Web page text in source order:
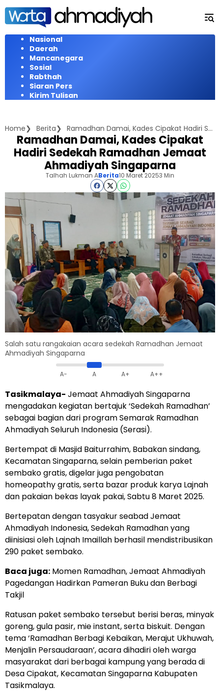
Langsung
konten
Nasional
Daerah
Mancanegara
Sosial
Rabthah
Siaran Pers
Kirim Tulisan
Home Berita Ramadhan Damai, Kades Cipakat Hadiri Sedekah Ramadhan Jemaat Ahmadiyah Singaparna
Ramadhan Damai, Kades Cipakat
Hadiri Sedekah Ramadhan Jemaat
Ahmadiyah Singaparna
Talhah Lukman ABerita10 Maret 20253 Min
Salah satu rangakaian acara sedekah Ramadhan Jemaat
Ahmadiyah Singaparna
A- A A+ A++
Tasikmalaya- Jemaat Ahmadiyah Singaparna
mengadakan kegiatan bertajuk ‘Sedekah Ramadhan’
sebagai bagian dari program Semarak Ramadhan
Ahmadiyah Seluruh Indonesia (Serasi).
Bertempat di Masjid Baiturrahim, Babakan sindang,
Kecamatan Singaparna, selain pemberian paket
sembako gratis, digelar juga pengobatan
homeopathy gratis, serta bazar produk karya Lajnah
dan pakaian bekas layak pakai, Sabtu 8 Maret 2025.
Bertepatan dengan tasyakur seabad Jemaat
Ahmadiyah Indonesia, Sedekah Ramadhan yang
diinisiasi oleh Lajnah Imaillah berhasil mendistribusikan
290 paket sembako.
Baca juga: Momen Ramadhan, Jemaat Ahmadiyah
Pagedangan Hadirkan Pameran Buku dan Berbagi
Takjil
Ratusan paket sembako tersebut berisi beras, minyak
goreng, gula pasir, mie instant, serta biskuit. Dengan
tema ‘Ramadhan Berbagi Kebaikan, Merajut Ukhuwah,
Menjalin Persaudaraan’, acara dihadiri oleh warga
masyarakat dari berbagai kampung yang berada di
Desa Cipakat, Kecamatan Singaparna Kabupaten
Tasikmalaya.